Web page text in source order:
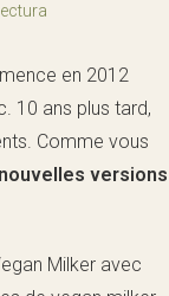
en 2012
10 ans plus tard,
Comme vous
nouvelles versions